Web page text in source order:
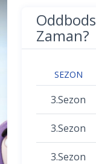
Oddbods
Zaman?
SEZON
3.Sezon
3.Sezon
3.Sezon